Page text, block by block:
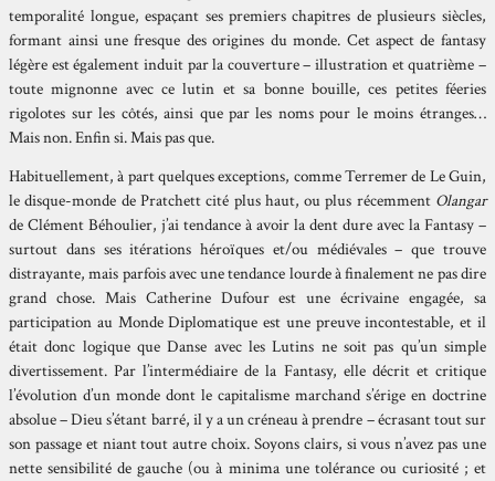
temporalité longue, espaçant ses premiers chapitres de plusieurs siècles,
formant ainsi une fresque des origines du monde. Cet aspect de fantasy
légère est également induit par la couverture – illustration et quatrième –
toute mignonne avec ce lutin et sa bonne bouille, ces petites féeries
rigolotes sur les côtés, ainsi que par les noms pour le moins étranges…
Mais non. Enfin si. Mais pas que.
Habituellement, à part quelques exceptions, comme Terremer de Le Guin,
le disque-monde de Pratchett cité plus haut, ou plus récemment Olangar
de Clément Béhoulier, j’ai tendance à avoir la dent dure avec la Fantasy –
surtout dans ses itérations héroïques et/ou médiévales – que trouve
distrayante, mais parfois avec une tendance lourde à finalement ne pas dire
grand chose. Mais Catherine Dufour est une écrivaine engagée, sa
participation au Monde Diplomatique est une preuve incontestable, et il
était donc logique que Danse avec les Lutins ne soit pas qu’un simple
divertissement. Par l’intermédiaire de la Fantasy, elle décrit et critique
l’évolution d’un monde dont le capitalisme marchand s’érige en doctrine
absolue – Dieu s’étant barré, il y a un créneau à prendre – écrasant tout sur
son passage et niant tout autre choix. Soyons clairs, si vous n’avez pas une
nette sensibilité de gauche (ou à minima une tolérance ou curiosité ; et